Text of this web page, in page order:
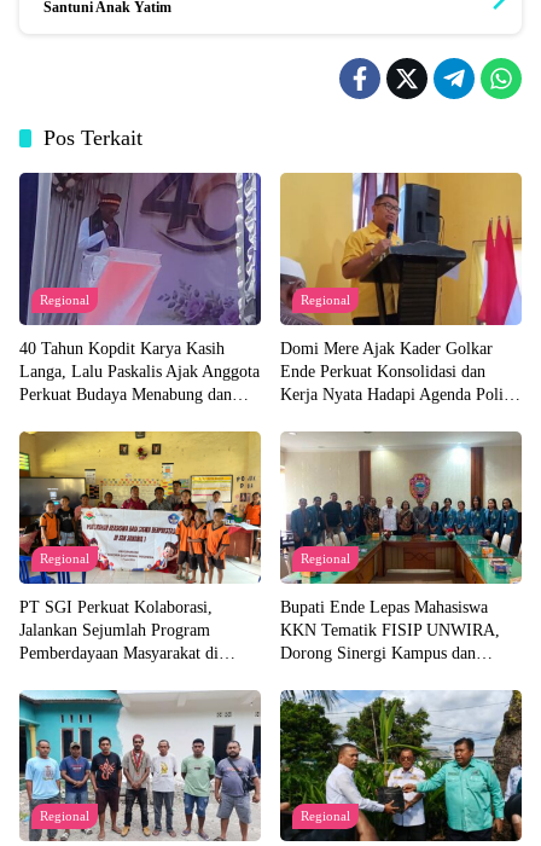
Santuni Anak Yatim
Pos Terkait
Regional
40 Tahun Kopdit Karya Kasih
Langa, Lalu Paskalis Ajak Anggota
Perkuat Budaya Menabung dan
Regional
Domi Mere Ajak Kader Golkar
Ende Perkuat Konsolidasi dan
Kerja Nyata Hadapi Agenda Politik
Regional
PT SGI Perkuat Kolaborasi,
Jalankan Sejumlah Program
Pemberdayaan Masyarakat di
Regional
Bupati Ende Lepas Mahasiswa
KKN Tematik FISIP UNWIRA,
Dorong Sinergi Kampus dan
Regional Regional